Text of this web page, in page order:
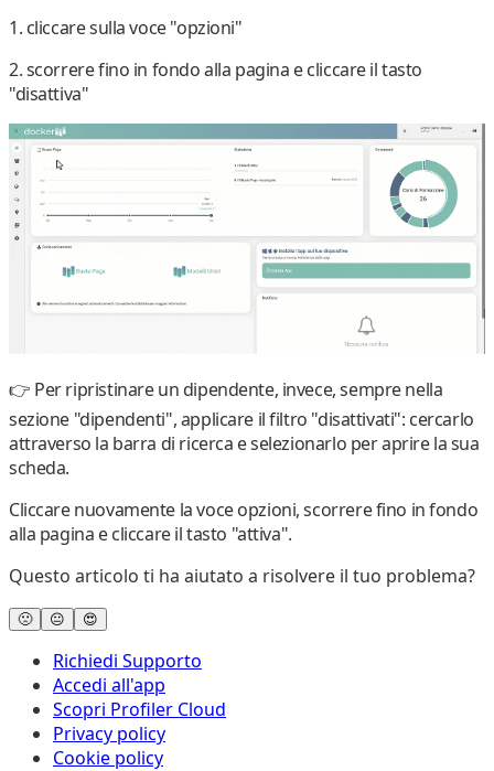
1. cliccare sulla voce "opzioni"
2.scorrere fino in fondo alla pagina e cliccare il tasto
"disattiva"
👉 Perripristinareun dipendente, invece, sempre nella
sezione "dipendenti",applicare il filtro "disattivati": cercarlo
attraverso la barra di ricerca e selezionarlo per aprire la sua
scheda.
Cliccare nuovamente la voceopzioni, scorrere fino in fondo
alla pagina e cliccare il tasto "attiva".
Questo articolo ti ha aiutato a risolvere il tuo problema?
🙁 😐 😍
Richiedi Supporto
Accedi all'app
Scopri Profiler Cloud
Privacy policy
Cookie policy